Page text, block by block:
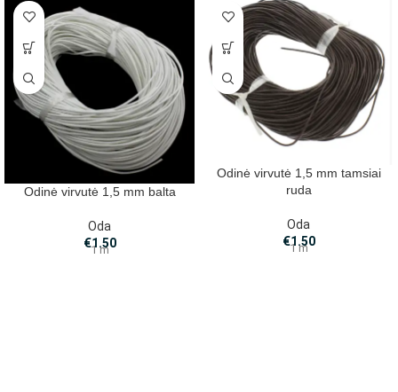
Odinė virvutė 1,5 mm balta
Oda
€1.50
1 m
Odinė virvutė 1,5 mm tamsiai
ruda
Oda
€1.50
1 m